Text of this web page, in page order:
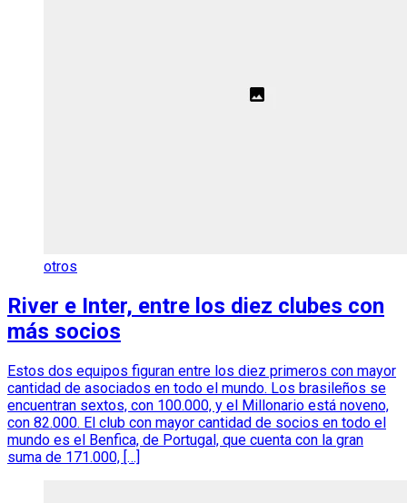
otros
River e Inter, entre los diez clubes con
más socios
Estos dos equipos figuran entre los diez primeros con mayor
cantidad de asociados en todo el mundo. Los brasileños se
encuentran sextos, con 100.000, y el Millonario está noveno,
con 82.000. El club con mayor cantidad de socios en todo el
mundo es el Benfica, de Portugal, que cuenta con la gran
suma de 171.000, […]